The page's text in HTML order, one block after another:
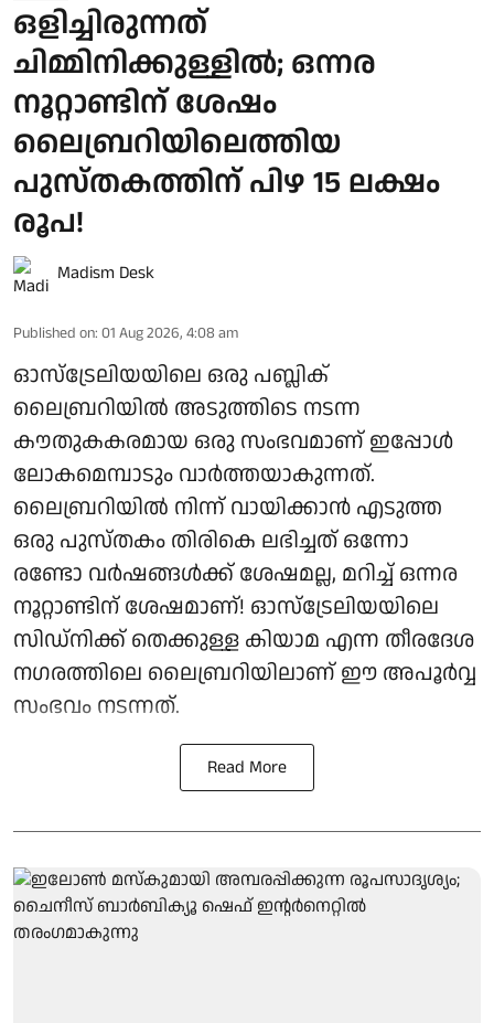
ഒളിച്ചിരുന്നത്
ചിമ്മിനിക്കുള്ളിൽ; ഒന്നര
നൂറ്റാണ്ടിന് ശേഷം
ലൈബ്രറിയിലെത്തിയ
പുസ്തകത്തിന് പിഴ 15 ലക്ഷം
രൂപ!
Madism Desk
Published on: 01 Aug 2026, 4:08 am
ഓസ്ട്രേലിയയിലെ ഒരു പബ്ലിക്
ലൈബ്രറിയിൽ അടുത്തിടെ നടന്ന
കൗതുകകരമായ ഒരു സംഭവമാണ് ഇപ്പോൾ
ലോകമെമ്പാടും വാർത്തയാകുന്നത്.
ലൈബ്രറിയിൽ നിന്ന് വായിക്കാൻ എടുത്ത
ഒരു പുസ്തകം തിരികെ ലഭിച്ചത് ഒന്നോ
രണ്ടോ വർഷങ്ങൾക്ക് ശേഷമല്ല, മറിച്ച് ഒന്നര
നൂറ്റാണ്ടിന് ശേഷമാണ്! ഓസ്‌ട്രേലിയയിലെ
സിഡ്‌നിക്ക് തെക്കുള്ള കിയാമ എന്ന തീരദേശ
നഗരത്തിലെ ലൈബ്രറിയിലാണ് ഈ അപൂർവ്വ
സംഭവം നടന്നത്.
Read More